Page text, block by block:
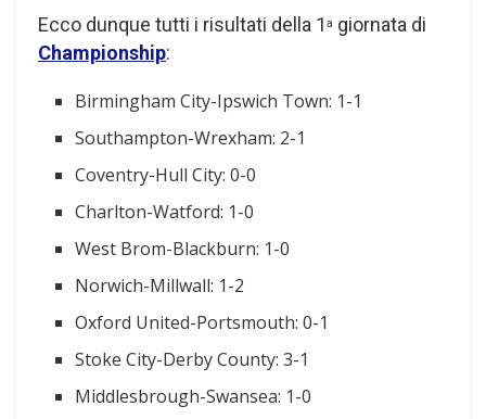
Ecco dunque tutti i risultati della 1 a giornata di
Championship:
Birmingham City-Ipswich Town: 1-1
Southampton-Wrexham: 2-1
Coventry-Hull City: 0-0
Charlton-Watford: 1-0
West Brom-Blackburn: 1-0
Norwich-Millwall: 1-2
Oxford United-Portsmouth: 0-1
Stoke City-Derby County: 3-1
Middlesbrough-Swansea: 1-0